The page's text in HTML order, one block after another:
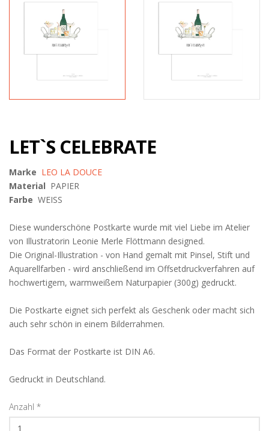
LET`S CELEBRATE
Marke LEO LA DOUCE
Material PAPIER
Farbe WEISS
Diese wunderschöne Postkarte wurde mit viel Liebe im Atelier
von Illustratorin Leonie Merle Flöttmann designed.
Die Original-Illustration - von Hand gemalt mit Pinsel, Stift und
Aquarellfarben - wird anschließend im Offsetdruckverfahren auf
hochwertigem, warmweißem Naturpapier (300g) gedruckt.
Die Postkarte eignet sich perfekt als Geschenk oder macht sich
auch sehr schön in einem Bilderrahmen.
Das Format der Postkarte ist DIN A6.
Gedruckt in Deutschland.
Anzahl *